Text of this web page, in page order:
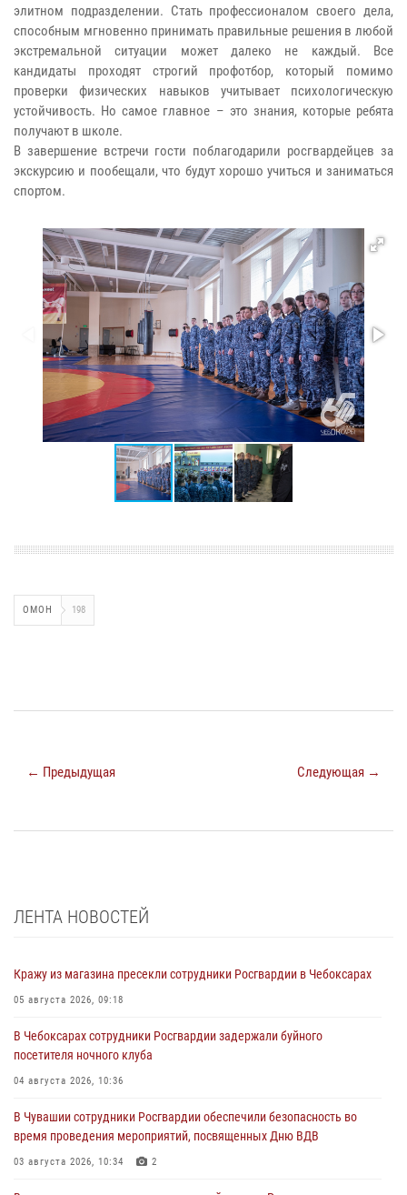
элитном подразделении. Стать профессионалом своего дела,
способным мгновенно принимать правильные решения в любой
экстремальной ситуации может далеко не каждый. Все
кандидаты проходят строгий профотбор, который помимо
проверки физических навыков учитывает психологическую
устойчивость. Но самое главное – это знания, которые ребята
получают в школе.
В завершение встречи гости поблагодарили росгвардейцев за
экскурсию и пообещали, что будут хорошо учиться и заниматься
спортом.
ОМОН 198
← Предыдущая Следующая →
ЛЕНТА НОВОСТЕЙ
Кражу из магазина пресекли сотрудники Росгвардии в Чебоксарах
05 августа 2026, 09:18
В Чебоксарах сотрудники Росгвардии задержали буйного
посетителя ночного клуба
04 августа 2026, 10:36
В Чувашии сотрудники Росгвардии обеспечили безопасность во
время проведения мероприятий, посвященных Дню ВДВ
03 августа 2026, 10:34 2